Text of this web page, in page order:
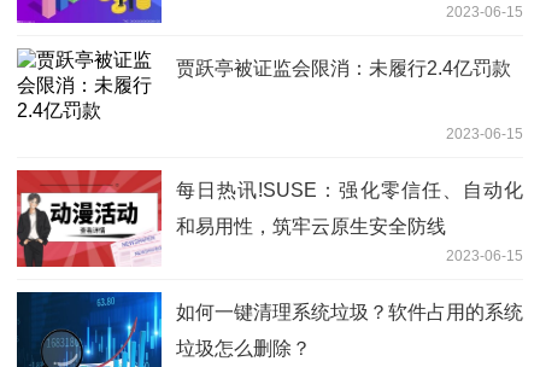
2023-06-15
贾跃亭被证监会限消：未履行2.4亿罚款
2023-06-15
每日热讯!SUSE：强化零信任、自动化
和易用性，筑牢云原生安全防线
2023-06-15
如何一键清理系统垃圾？软件占用的系统
垃圾怎么删除？